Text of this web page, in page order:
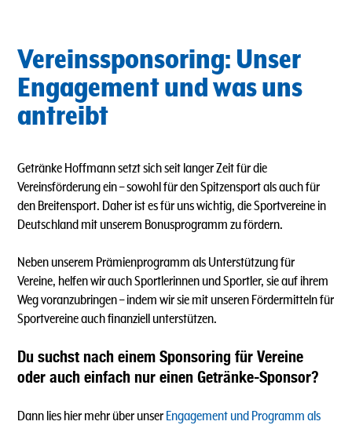
Vereinssponsoring: Unser
Engagement und was uns
antreibt
Getränke Hoffmann setzt sich seit langer Zeit für die
Vereinsförderung ein – sowohl für den Spitzensport als auch für
den Breitensport. Daher ist es für uns wichtig, die Sportvereine in
Deutschland mit unserem Bonusprogramm zu fördern.
Neben unserem Prämienprogramm als Unterstützung für
Vereine, helfen wir auch Sportlerinnen und Sportler, sie auf ihrem
Weg voranzubringen – indem wir sie mit unseren Fördermitteln für
Sportvereine auch finanziell unterstützen.
Du suchst nach einem Sponsoring für Vereine
oder auch einfach nur einen Getränke-Sponsor?
Dann lies hier mehr über unser Engagement und Programm als